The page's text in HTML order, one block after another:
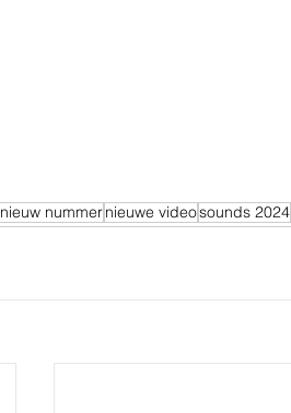
nieuw nummernieuwe videosounds 2024